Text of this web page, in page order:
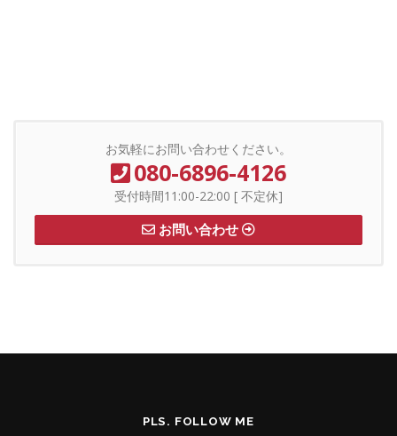
お気軽にお問い合わせください。
080-6896-4126
受付時間11:00-22:00 [ 不定休]
お問い合わせ
PLS. FOLLOW ME